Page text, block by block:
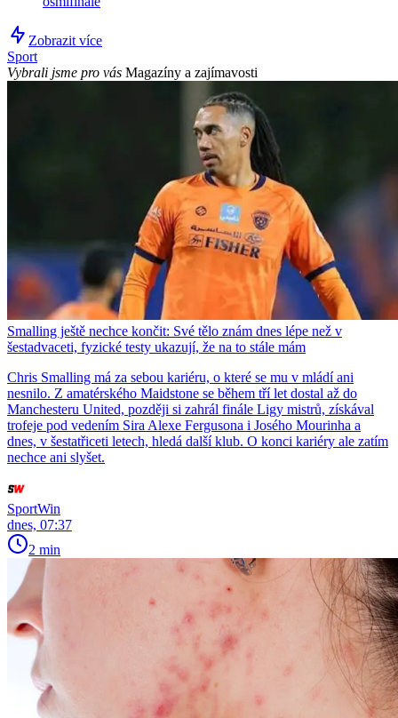
Zobrazit více
Sport
Vybrali jsme pro vás Magazíny a zajímavosti
Smalling ještě nechce končit: Své tělo znám dnes lépe než v
šestadvaceti, fyzické testy ukazují, že na to stále mám
Chris Smalling má za sebou kariéru, o které se mu v mládí ani
nesnilo. Z amatérského Maidstone se během tří let dostal až do
Manchesteru United, později si zahrál finále Ligy mistrů, získával
trofeje pod vedením Sira Alexe Fergusona i Josého Mourinha a
dnes, v šestatřiceti letech, hledá další klub. O konci kariéry ale zatím
nechce ani slyšet.
SportWin
dnes, 07:37
2 min